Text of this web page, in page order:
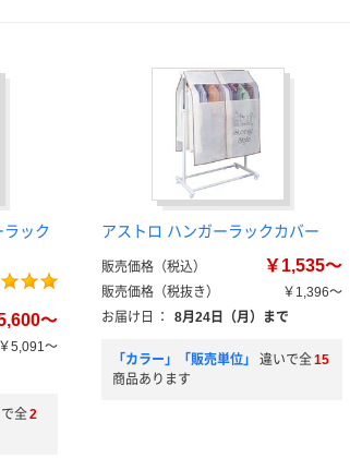
ック
～
￥5,091～
全2
アストロ ハンガーラックカバー
販売価格（税込） ￥1,535～
販売価格（税抜き）
￥1,396～
お届け日
： 8月24日（月）まで
「カラー」「販売単位」 違いで全15
商品あります